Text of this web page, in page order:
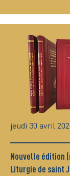
jeudi 30 avril
Nouvelle édition
Liturgie de saint